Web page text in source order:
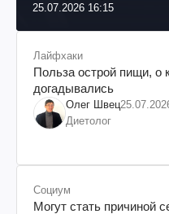
25.07.2026 16:15
Лайфхаки
Польза острой пищи, о
догадывались
Олег Швец
Диетолог
Социум
Могут стать причиной